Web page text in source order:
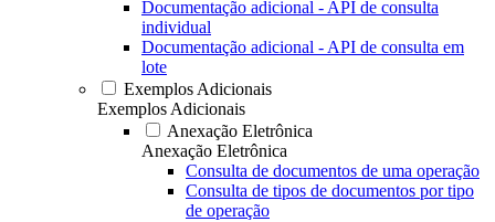
Documentação adicional - API de consulta
individual
Documentação adicional - API de consulta em
lote
Exemplos Adicionais
Exemplos Adicionais
Anexação Eletrônica
Anexação Eletrônica
Consulta de documentos de uma operação
Consulta de tipos de documentos por tipo
de operação